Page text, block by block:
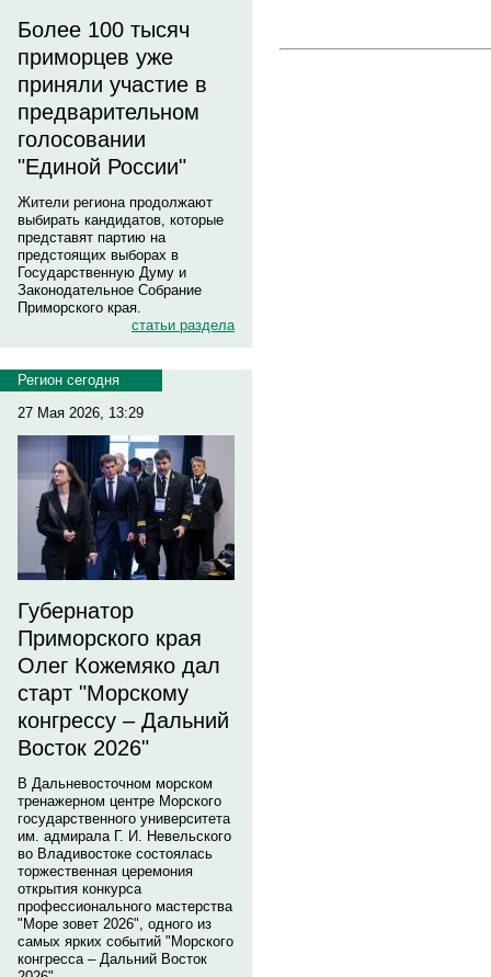
Более 100 тысяч
приморцев уже
приняли участие в
предварительном
голосовании
"Единой России"
Жители региона продолжают
выбирать кандидатов, которые
представят партию на
предстоящих выборах в
Государственную Думу и
Законодательное Собрание
Приморского края.
статьи раздела
Регион сегодня
27 Мая 2026, 13:29
Губернатор
Приморского края
Олег Кожемяко дал
старт "Морскому
конгрессу – Дальний
Восток 2026"
В Дальневосточном морском
тренажерном центре Морского
государственного университета
им. адмирала Г. И. Невельского
во Владивостоке состоялась
торжественная церемония
открытия конкурса
профессионального мастерства
"Море зовет 2026", одного из
самых ярких событий "Морского
конгресса – Дальний Восток